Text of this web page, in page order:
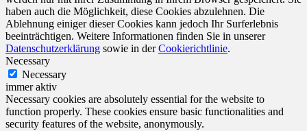
haben auch die Möglichkeit, diese Cookies abzulehnen. Die
Ablehnung einiger dieser Cookies kann jedoch Ihr Surferlebnis
beeinträchtigen. Weitere Informationen finden Sie in unserer
Datenschutzerklärung sowie in derCookierichtlinie.
Necessary
Necessary
immer aktiv
Necessary cookies are absolutely essential for the website to
function properly. These cookies ensure basic functionalities and
security features of the website, anonymously.